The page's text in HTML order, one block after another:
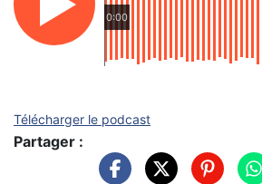
0:00
Télécharger le podcast
Partager :